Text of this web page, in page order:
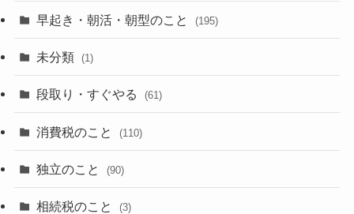
早起き・朝活・朝型のこと (195)
未分類 (1)
段取り・すぐやる (61)
消費税のこと (110)
独立のこと (90)
相続税のこと (3)